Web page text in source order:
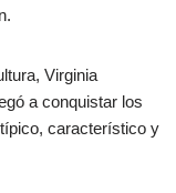
Virginia
a conquistar los
característico y